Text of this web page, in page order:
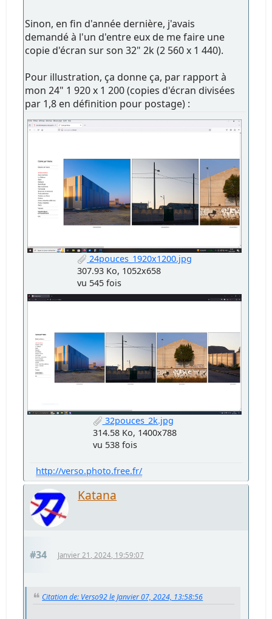
Sinon, en fin d'année dernière, j'avais
demandé à l'un d'entre eux de me faire une
copie d'écran sur son 32" 2k (2 560 x 1 440).
Pour illustration, ça donne ça, par rapport à
mon 24" 1 920 x 1 200 (copies d'écran divisées
par 1,8 en définition pour postage) :
24pouces_1920x1200.jpg
307.93 Ko, 1052x658
vu 545 fois
32pouces_2k.jpg
314.58 Ko, 1400x788
vu 538 fois
http://verso.photo.free.fr/
Katana
#34 Janvier 21, 2024, 19:59:07
Citation de: Verso92 le Janvier 07, 2024, 13:58:56